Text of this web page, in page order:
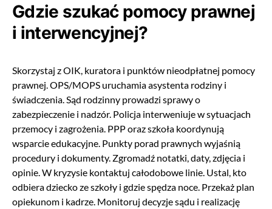
Gdzie szukać pomocy prawnej
i interwencyjnej?
Skorzystaj z OIK, kuratora i punktów nieodpłatnej pomocy
prawnej. OPS/MOPS uruchamia asystenta rodziny i
świadczenia. Sąd rodzinny prowadzi sprawy o
zabezpieczenie i nadzór. Policja interweniuje w sytuacjach
przemocy i zagrożenia. PPP oraz szkoła koordynują
wsparcie edukacyjne. Punkty porad prawnych wyjaśnią
procedury i dokumenty. Zgromadź notatki, daty, zdjęcia i
opinie. W kryzysie kontaktuj całodobowe linie. Ustal, kto
odbiera dziecko ze szkoły i gdzie spędza noce. Przekaż plan
opiekunom i kadrze. Monitoruj decyzje sądu i realizację